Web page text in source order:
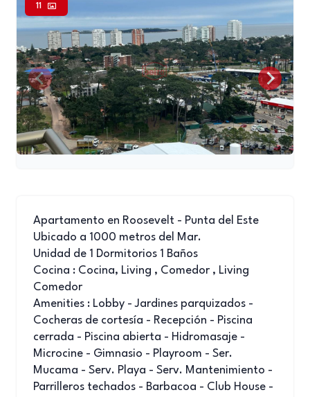
11
Apartamento en Roosevelt - Punta del Este
Ubicado a 1000 metros del Mar.
Unidad de 1 Dormitorios 1 Baños
Cocina : Cocina, Living , Comedor , Living
Comedor
Amenities : Lobby - Jardines parquizados -
Cocheras de cortesía - Recepción - Piscina
cerrada - Piscina abierta - Hidromasaje -
Microcine - Gimnasio - Playroom - Ser.
Mucama - Serv. Playa - Serv. Mantenimiento -
Parrilleros techados - Barbacoa - Club House -